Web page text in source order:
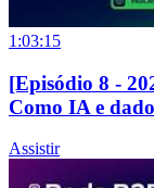
1:03:15
[Episódio 8 -
Como IA e
Assistir